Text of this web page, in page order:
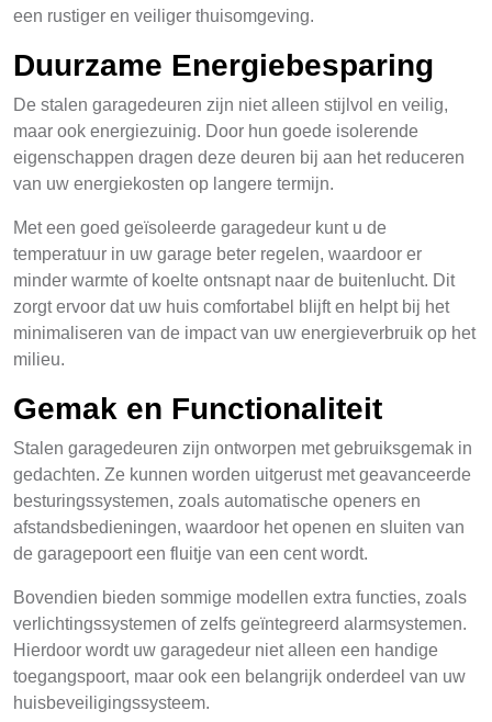
een rustiger en veiliger thuisomgeving.
Duurzame Energiebesparing
De stalen garagedeuren zijn niet alleen stijlvol en veilig,
maar ook energiezuinig. Door hun goede isolerende
eigenschappen dragen deze deuren bij aan het reduceren
van uw energiekosten op langere termijn.
Met een goed geïsoleerde garagedeur kunt u de
temperatuur in uw garage beter regelen, waardoor er
minder warmte of koelte ontsnapt naar de buitenlucht. Dit
zorgt ervoor dat uw huis comfortabel blijft en helpt bij het
minimaliseren van de impact van uw energieverbruik op het
milieu.
Gemak en Functionaliteit
Stalen garagedeuren zijn ontworpen met gebruiksgemak in
gedachten. Ze kunnen worden uitgerust met geavanceerde
besturingssystemen, zoals automatische openers en
afstandsbedieningen, waardoor het openen en sluiten van
de garagepoort een fluitje van een cent wordt.
Bovendien bieden sommige modellen extra functies, zoals
verlichtingssystemen of zelfs geïntegreerd alarmsystemen.
Hierdoor wordt uw garagedeur niet alleen een handige
toegangspoort, maar ook een belangrijk onderdeel van uw
huisbeveiligingssysteem.